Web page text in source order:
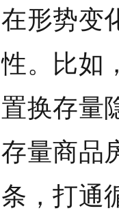
纠正和预防措施!
土行业健康发展！
砼德再出发!
议
处罚4.51亿
在形势变
性。比如
置换存量
存量商品
条，打通